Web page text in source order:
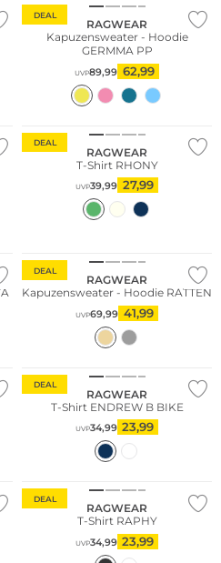
DEAL
RAGWEAR
Kapuzensweater - Hoodie
GERMMA PP
UVP89,99 62,99
DEAL
RAGWEAR
T-Shirt RHONY
UVP39,99 27,99
DEAL
RAGWEAR
Kapuzensweater - Hoodie RATTEN
UVP69,99 41,99
DEAL
RAGWEAR
T-Shirt ENDREW B BIKE
UVP34,99 23,99
DEAL
RAGWEAR
T-Shirt RAPHY
UVP34,99 23,99